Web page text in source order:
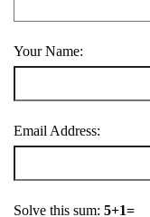
Your Name:
Email Address:
Solve this sum: 5+1=